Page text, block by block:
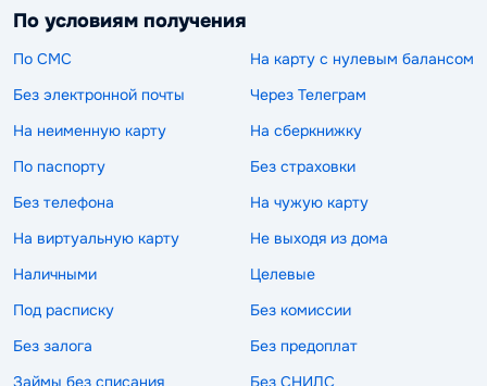
По условиям получения
По СМС
На карту с нулевым балансом
Без электронной почты
Через Телеграм
На неименную карту
На сберкнижку
По паспорту
Без страховки
Без телефона
На чужую карту
На виртуальную карту
Не выходя из дома
Наличными
Целевые
Под расписку
Без комиссии
Без залога
Без предоплат
Займы без списания
Без СНИЛС